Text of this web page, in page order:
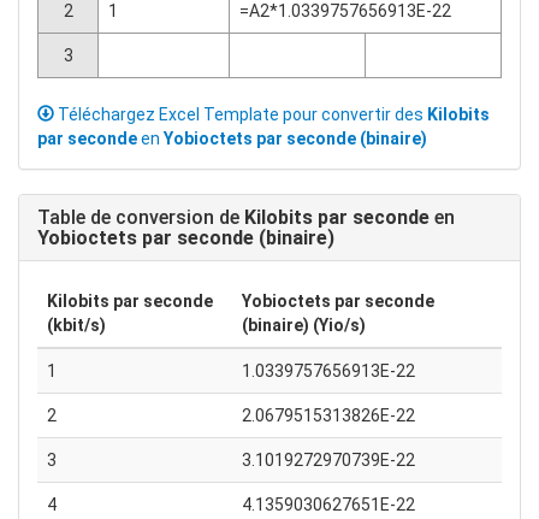
2 1 =A2*1.0339757656913E-22
3
Téléchargez Excel Template pour convertir des Kilobits
par secondeen Yobioctets par seconde (binaire)
Table de conversion de Kilobits par seconde en
Yobioctets par seconde (binaire)
Kilobits par seconde
(kbit/s)
Yobioctets par seconde
(binaire) (Yio/s)
1 1.0339757656913E-22
2 2.0679515313826E-22
3 3.1019272970739E-22
4 4.1359030627651E-22